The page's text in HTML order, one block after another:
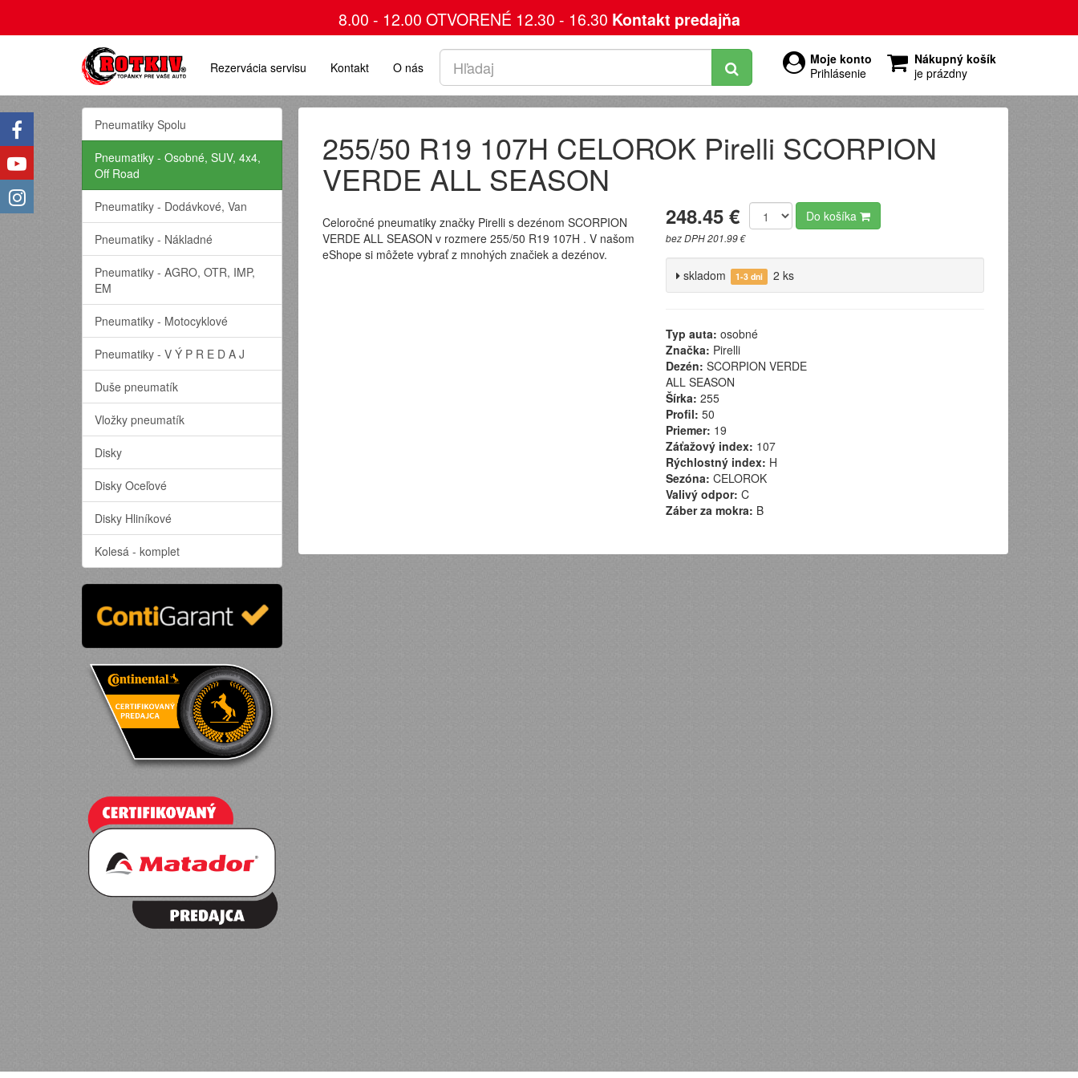
8.00 - 12.00 OTVORENÉ 12.30 - 16.30 Kontakt predajňa
Moje konto
Prihlásenie
Nákupný košík
je prázdny
Rezervácia servisu Kontakt O nás
255/50 R19 107H CELOROK Pirelli SCORPION
VERDE ALL SEASON
Celoročné pneumatiky značky Pirelli s dezénom SCORPION
VERDE ALL SEASON v rozmere 255/50 R19 107H . V našom
eShope si môžete vybrať z mnohých značiek a dezénov.
248.45 €
bez DPH 201.99 €
Do košíka
skladom 1-3 dni 2 ks
Typ auta: osobné
Značka: Pirelli
Dezén: SCORPION VERDE
ALL SEASON
Šírka: 255
Profil: 50
Priemer: 19
Záťažový index: 107
Rýchlostný index: H
Sezóna: CELOROK
Valivý odpor: C
Záber za mokra: B
Pneumatiky Spolu
Pneumatiky - Osobné, SUV, 4x4,
Off Road
Pneumatiky - Dodávkové, Van
Pneumatiky - Nákladné
Pneumatiky - AGRO, OTR, IMP,
EM
Pneumatiky - Motocyklové
Pneumatiky - V Ý P R E D A J
Duše pneumatík
Vložky pneumatík
Disky
Disky Oceľové
Disky Hliníkové
Kolesá - komplet